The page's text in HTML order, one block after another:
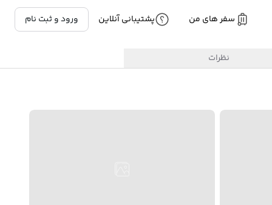
سفر های من پشتیبانی آنلاین ورود و ثبت نام
نظرات